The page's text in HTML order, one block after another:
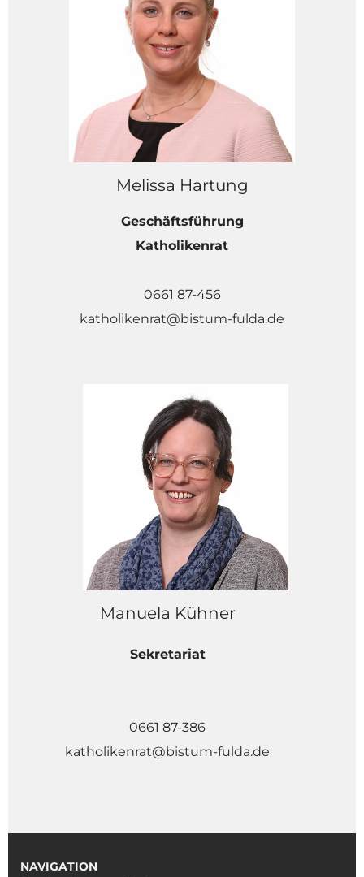
Melissa Hartung
Geschäftsführung
Katholikenrat
0661 87-456
katholikenrat@bistum-fulda.de
Manuela Kühner
Sekretariat
0661 87-386
katholikenrat@bistum-fulda.de
NAVIGATION